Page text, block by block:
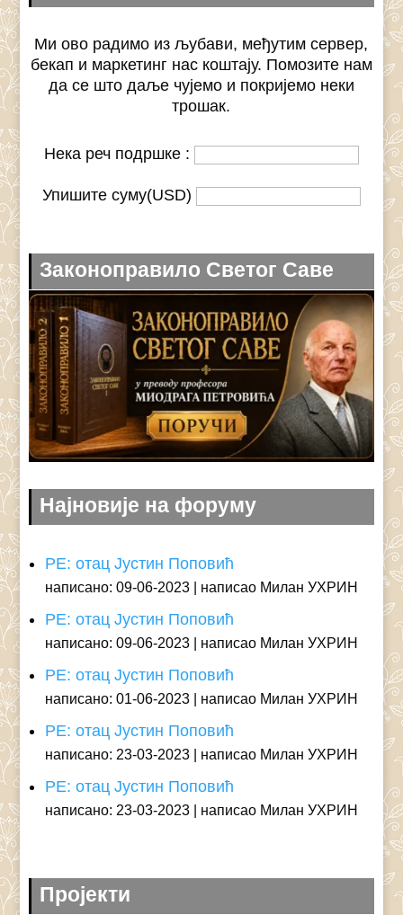
Ми ово радимо из љубави, међутим сервер,
бекап и маркетинг нас коштају. Помозите нам
да се што даље чујемо и покријемо неки
трошак.
Нека реч подршке :
Упишите суму(USD)
Законоправило Светог Саве
Најновије на форуму
РЕ: отац Јустин Поповић
написано: 09-06-2023 написао Милан УХРИН
РЕ: отац Јустин Поповић
написано: 09-06-2023 написао Милан УХРИН
РЕ: отац Јустин Поповић
написано: 01-06-2023 написао Милан УХРИН
РЕ: отац Јустин Поповић
написано: 23-03-2023 написао Милан УХРИН
РЕ: отац Јустин Поповић
написано: 23-03-2023 написао Милан УХРИН
Пројекти